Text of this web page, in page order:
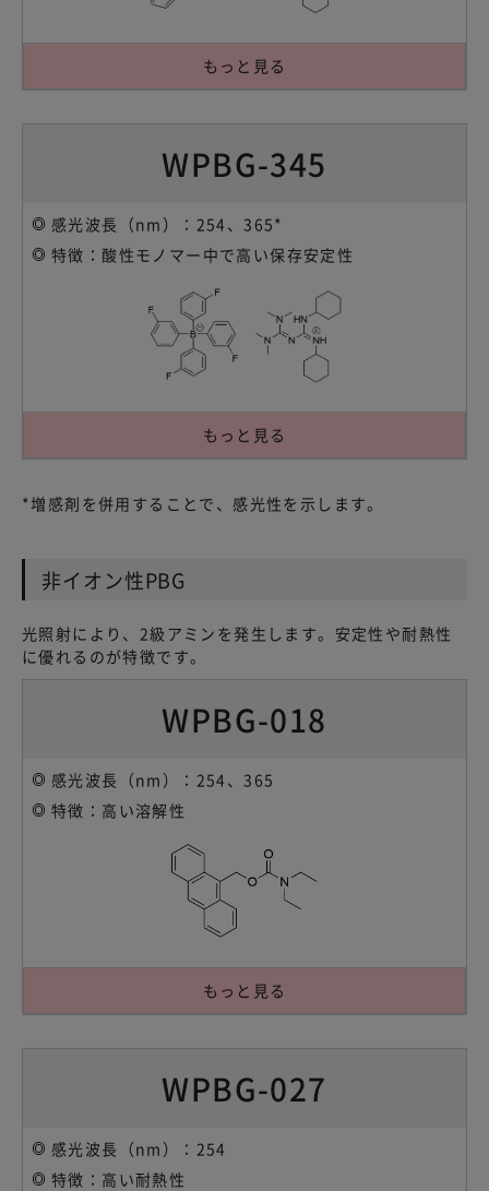
もっと見る
WPBG-345
感光波長（nm）：254、365*
特徴：酸性モノマー中で高い保存安定性
もっと見る
*増感剤を併用することで、感光性を示します。
非イオン性PBG
光照射により、2級アミンを発生します。安定性や耐熱性
に優れるのが特徴です。
WPBG-018
感光波長（nm）：254、365
特徴：高い溶解性
もっと見る
WPBG-027
感光波長（nm）：254
特徴：高い耐熱性